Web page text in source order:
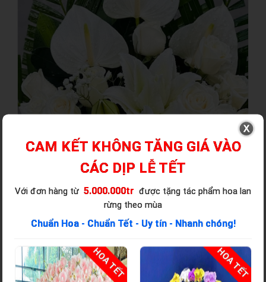
CAM KẾT KHÔNG TĂNG GIÁ VÀO
CÁC DỊP LỄ TẾT
Với đơn hàng từ 5.000.000tr được tặng tác phẩm hoa lan
rừng theo mùa
Chuẩn Hoa - Chuẩn Tết - Uy tín - Nhanh chóng!
HOA TẾT HOA TẾT